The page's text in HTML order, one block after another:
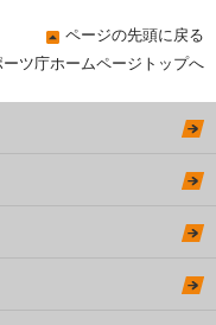
ページの先頭に戻る
ーツ庁ホームページトップへ